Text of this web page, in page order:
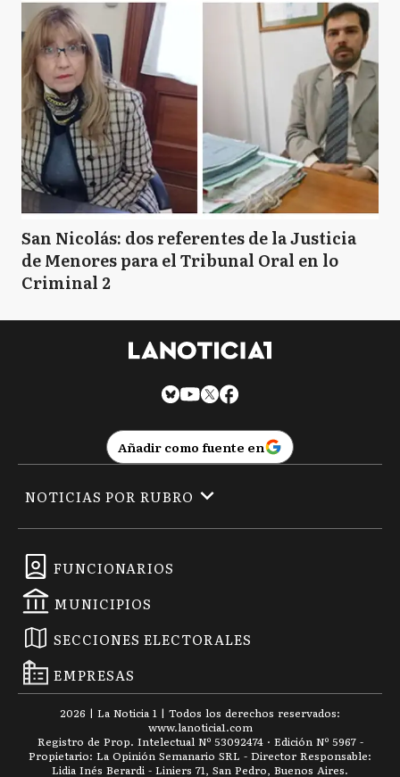
San Nicolás: dos referentes de la Justicia
de Menores para el Tribunal Oral en lo
Criminal 2
Añadir como fuente en
FUNCIONARIOS
MUNICIPIOS
SECCIONES ELECTORALES
EMPRESAS
NOTICIAS POR RUBRO
2026 | La Noticia 1 | Todos los derechos reservados:
www.lanoticia1.com
Registro de Prop. Intelectual Nº 53092474 · Edición Nº 5967 -
Propietario: La Opinión Semanario SRL - Director Responsable:
Lidia Inés Berardi - Liniers 71, San Pedro, Buenos Aires.